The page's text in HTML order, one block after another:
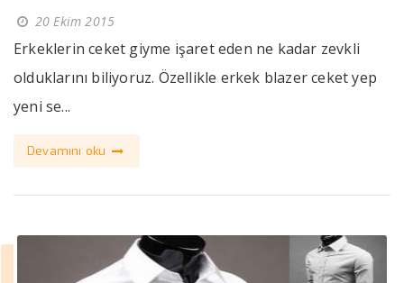
20 Ekim 2015
Erkeklerin ceket giyme işaret eden ne kadar zevkli
olduklarını biliyoruz. Özellikle erkek blazer ceket yep
yeni se...
Devamını oku